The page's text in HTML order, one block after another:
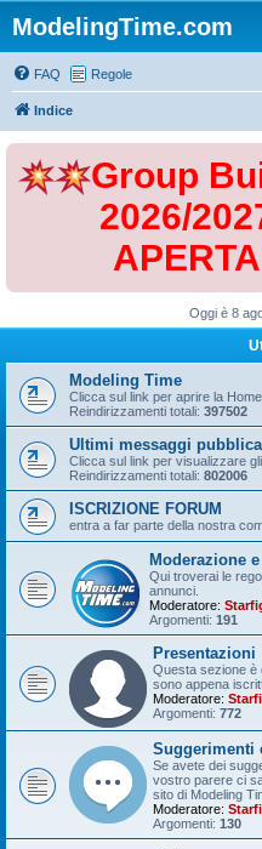
ModelingTime.com
FAQ Regole
Indice
Group
2026/
Oggi è 8
Modeling Time
Clicca sul link per aprire la
Reindirizzamenti totali: 397502
Ultimi messaggi
Clicca sul link per visualizzare
Reindirizzamenti totali: 802006
ISCRIZIONE FORUM
entra a far parte della nostra
Moderazione
Qui troverai le
annunci.
Moderatore:
Argomenti: 191
Presentazioni
Questa sezione è
sono appena
Moderatore:
Argomenti: 772
Suggerimenti
Se avete dei
vostro parere ci
sito di Modeling
Moderatore:
Argomenti: 130